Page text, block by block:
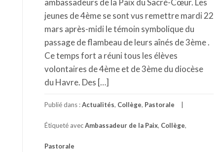
ambassadeurs de la Paix du Sacré-Cœur. Les
jeunes de 4ème se sont vus remettre mardi 22
mars après-midi le témoin symbolique du
passage de flambeau de leurs aînés de 3ème .
Ce temps fort a réuni tous les élèves
volontaires de 4ème et de 3ème du diocèse
du Havre. Des […]
Publié dans :Actualités, Collège, Pastorale
Étiqueté avecAmbassadeur de la Paix, Collège,
Pastorale